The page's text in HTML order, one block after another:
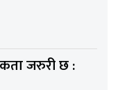
जरुरी छ :